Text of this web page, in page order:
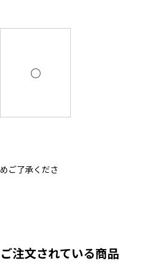
○
ご了承くださ
注文されている商品